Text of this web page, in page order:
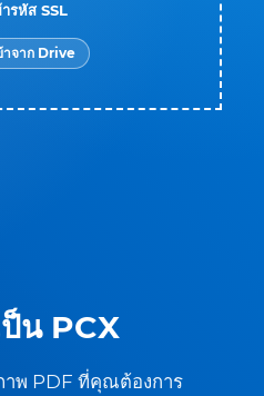
น PCX
าพ PDF ที่คุณต้องการ
ารหัส SSL
าจาก Drive